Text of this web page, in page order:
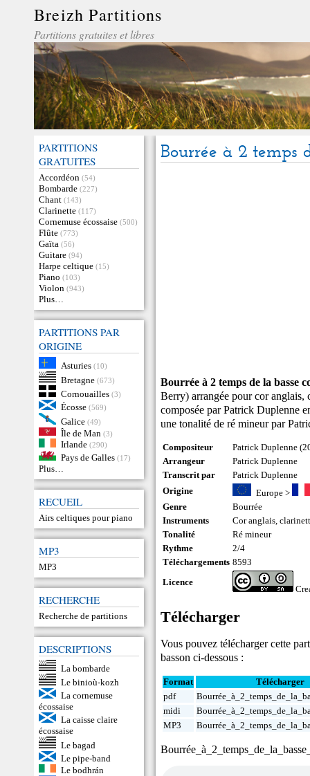
Breizh Partitions
Partitions gratuites et libres
PARTITIONS
GRATUITES
Accordéon (54)
Bombarde (227)
Chant (143)
Clarinette (117)
Cornemuse écossaise (500)
Flûte (773)
Gaïta (56)
Guitare (94)
Harpe celtique (15)
Piano (103)
Violon (943)
Plus…
PARTITIONS PAR
ORIGINE
Asturies (10)
Bretagne (673)
Cornouailles (3)
Écosse (569)
Galice (49)
Île de Man (3)
Irlande (290)
Pays de Galles (17)
Plus…
RECUEIL
Airs celtiques pour piano
MP3
MP3
RECHERCHE
Recherche de partitions
DESCRIPTIONS
La bombarde
Le binioù-kozh
La cornemuse
écossaise
La caisse claire
écossaise
Le bagad
Le pipe-band
Le bodhrán
Bourrée à 2 temps
Bourrée à 2 temps de la basse
Berry) arrangée pour cor anglais,
composée par Patrick Duplenne
une tonalité de ré mineur par
Compositeur
Patrick Duplenne
Arrangeur
Patrick Duplenne
Transcrit par
Patrick Duplenne
Origine
Europe>
Genre
Bourrée
Instruments
Cor anglais,
Tonalité
Ré mineur
Rythme
2/4
Téléchargements 8593
Licence
Télécharger
Vous pouvez télécharger cette
basson ci-dessous :
Format
Télécharger
pdf
midi
MP3